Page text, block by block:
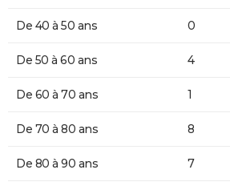
De 40 à 50 ans 0
De 50 à 60 ans 4
De 60 à 70 ans 1
De 70 à 80 ans 8
De 80 à 90 ans 7